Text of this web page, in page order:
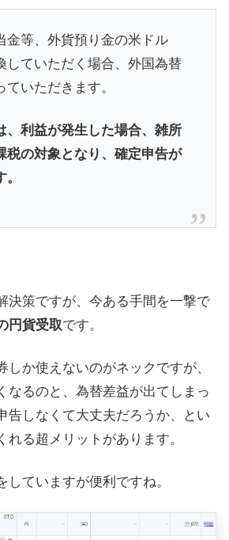
金等、外貨預り金の米ドル
していただく場合、外国為替
いただきます。
、利益が発生した場合、雑所
税の対象となり、確定申告が
決策ですが、今ある手間を一撃で
円貨受取です。
しか使えないのがネックですが、
なるのと、為替差益が出てしまっ
告しなくて大丈夫だろうか、とい
れる超メリットがあります。
していますが便利ですね。